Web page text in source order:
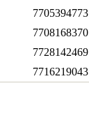
7705394773
7708168370
7728142469
7716219043